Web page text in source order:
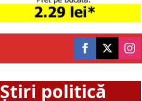
Știri politică